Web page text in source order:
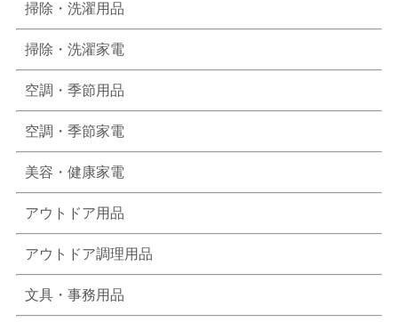
掃除・洗濯用品
掃除・洗濯家電
空調・季節用品
空調・季節家電
美容・健康家電
アウトドア用品
アウトドア調理用品
文具・事務用品